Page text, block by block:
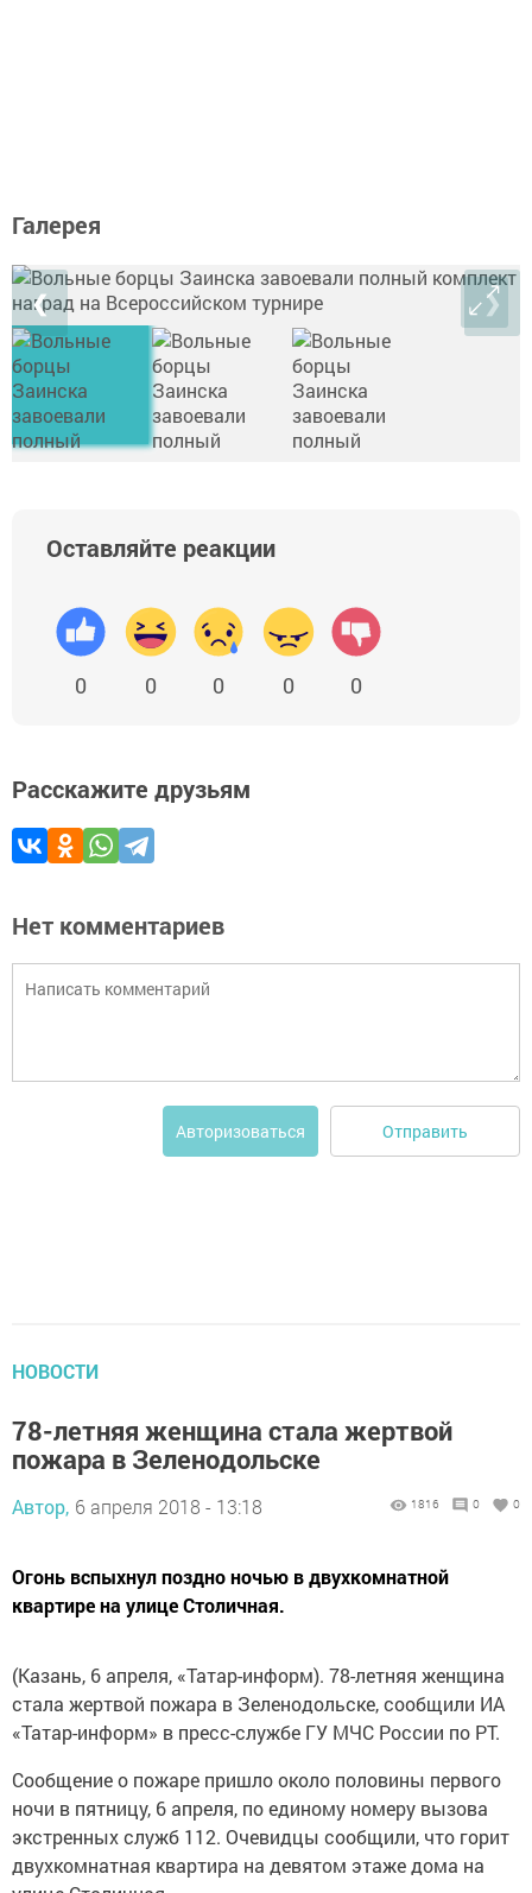
Галерея
❮ ❯
Оставляйте реакции
0 0 0 0 0
Расскажите друзьям
Нет комментариев
Авторизоваться Отправить
НОВОСТИ
78-летняя женщина стала жертвой
пожара в Зеленодольске
Автор, 6 апреля 2018 - 13:18 1816 0 0
Огонь вспыхнул поздно ночью в двухкомнатной
квартире на улице Столичная.
(Казань, 6 апреля, «Татар-информ). 78-летняя женщина
стала жертвой пожара в Зеленодольске, сообщили ИА
«Татар-информ» в пресс-службе ГУ МЧС России по РТ.
Сообщение о пожаре пришло около половины первого
ночи в пятницу, 6 апреля, по единому номеру вызова
экстренных служб 112. Очевидцы сообщили, что горит
двухкомнатная квартира на девятом этаже дома на